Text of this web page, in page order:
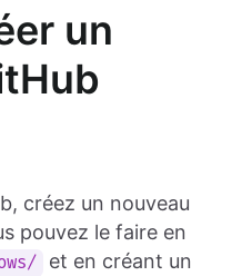
un
créez un nouveau
pouvez le faire en
et en créant un